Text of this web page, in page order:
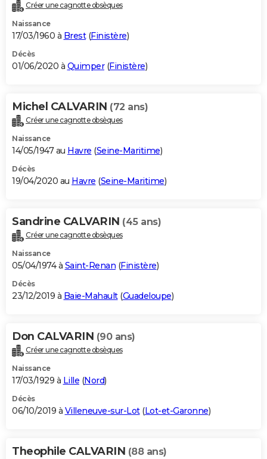
Créer une cagnotte obsèques
Naissance
17/03/1960 à Brest(Finistère)
Décès
01/06/2020 à Quimper(Finistère)
Michel CALVARIN (72 ans)
Créer une cagnotte obsèques
Naissance
14/05/1947 au Havre (Seine-Maritime)
Décès
19/04/2020 au Havre (Seine-Maritime)
Sandrine CALVARIN (45 ans)
Créer une cagnotte obsèques
Naissance
05/04/1974 à Saint-Renan (Finistère)
Décès
23/12/2019 à Baie-Mahault(Guadeloupe)
Don CALVARIN (90 ans)
Créer une cagnotte obsèques
Naissance
17/03/1929 à Lille (Nord)
Décès
06/10/2019 à Villeneuve-sur-Lot(Lot-et-Garonne)
Theophile CALVARIN (88 ans)